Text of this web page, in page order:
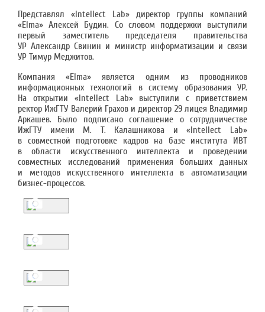
Представлял «Intellect Lab» директор группы компаний
«Elma» Алексей Будин. Со словом поддержки выступили
первый заместитель председателя правительства
УР Александр Свинин и министр информатизации и связи
УР Тимур Меджитов.
Компания «Elma» является одним из проводников
информационных технологий в систему образования УР.
На открытии «Intellect Lab» выступили с приветствием
ректор ИжГТУ Валерий Грахов и директор 29 лицея Владимир
Аркашев. Было подписано соглашение о сотрудничестве
ИжГТУ имени М. Т. Калашникова и «Intellect Lab»
в совместной подготовке кадров на базе института ИВТ
в области искусственного интеллекта и проведении
совместных исследований применения больших данных
и методов искусственного интеллекта в автоматизации
бизнес-процессов.